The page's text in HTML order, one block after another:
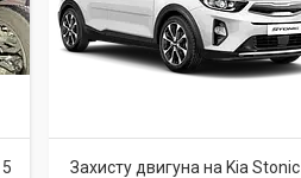
Захисту двигуна на Kia Stonic